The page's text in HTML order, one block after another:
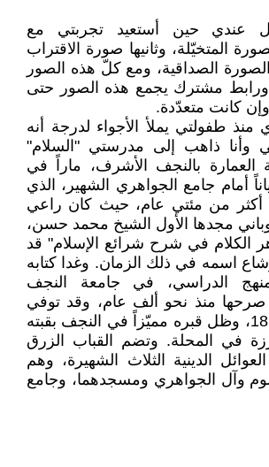
عندي حين أستعيد تجربتي مع
المتخيّلة، وثانيها صورة الاقتراب
الصورة الصداقية، ومع كلّ هذه الصور
مشترك يجمع هذه الصور حتى
كانت متعدّدة.
طفولتي يملأ الأجواء لدرجة أنه
وأنا ذاهب إلى مدرستي "السلام"
العمارة بالنجف الأشرف، ماراً في
أمام جامع الجواهري الشهير، الذي
من مئتي عام، حيث كان راعي
وباني مجدها الأول الشيخ محمد حسن،
الكلام في شرح شرائع الإسلام" قد
اسمه في ذلك الزمان. وغدا كتابه
الدراسي، في جامعة النجف
صرحها منذ نحو ألف عام، وقد توفي
جد الشاعر عام 1850، وظل قبره مميّزاً في النجف بقبته
في المحلة. وتضم القباب الزرق
الدينية الثلاث الشهيرة، وهم
وآل الجواهري ومسجدهما، وجامع